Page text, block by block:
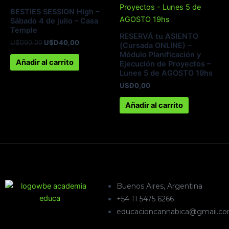
BESTIES SESSION High –
Sábado 4 de julio – Casa
Temple
U$D90,00 U$D40,00
Añadir al carrito
RESERVÁ tu ASIENTO
(Cursada ONLINE) –
Módulo Planificación y
Ejecución de Proyectos –
Lunes 5 de AGOSTO 19hs
U$D0,00
Añadir al carrito
Buenos Aires, Argentina
+54 11 5475 6266